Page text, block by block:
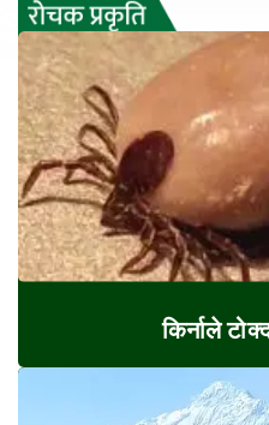
किर्नाले